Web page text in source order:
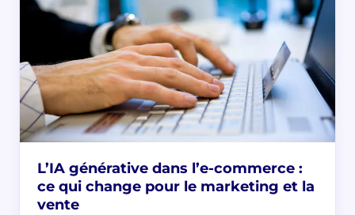
L’IA générative dans l’e-commerce :
ce qui change pour le marketing et la
vente